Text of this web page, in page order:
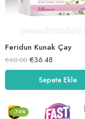
Feridun Kunak Çay
€60.00 €36.48
Sepete Ekle
-74%